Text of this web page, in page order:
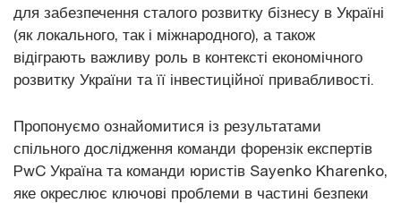
для забезпечення сталого розвитку бізнесу в Україні
(як локального, так і міжнародного), а також
відіграють важливу роль в контексті економічного
розвитку України та її інвестиційної привабливості.
Пропонуємо ознайомитися із результатами
спільного дослідження команди форензік експертів
PwC Україна та команди юристів Sayenko Kharenko,
яке окреслює ключові проблеми в частині безпеки